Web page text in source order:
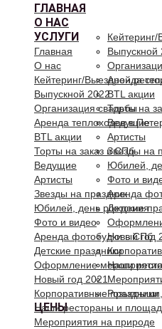
ГЛАВНАЯ
О НАС
УСЛУГИ
Выпускной
Аренда
BTL акции
Торты на
Ведущие
Артисты
Звезды на
Юбилей,
Фото и
Аренда
Детские
Новый год
Наши
ЦЕНЫ
Главная
О нас
Кейтеринг/Выездной
Выпускной 2022
Организация свадьбы
Аренда теплоходов в
BTL акции
Торты на заказ в СПб
Ведущие
Артисты
Звезды на праздник
Юбилей, день рождения
Фото и видео
Аренда фотобудки в СПб
Детские праздники
Оформление мероприятия
Новый год 2021
Корпоративные праздники
Наши рестораны и
Мероприятия на природе